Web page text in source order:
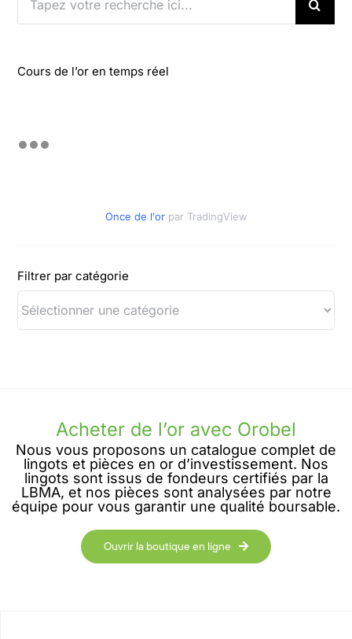
Cours de l’or en temps réel
Once de l'or par TradingView
Filtrer par catégorie
Acheter de l’or avec Orobel
Nous vous proposons un catalogue complet de
lingots et pièces en or d’investissement. Nos
lingots sont issus de fondeurs certifiés par la
LBMA, et nos pièces sont analysées par notre
équipe pour vous garantir une qualité boursable.
Ouvrir la boutique en ligne